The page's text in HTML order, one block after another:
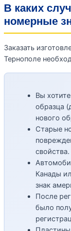
В каких
номерные
Заказать
Тернополе
Вы
образца
нового
Старые
свойства.
Канады
знак
После
было